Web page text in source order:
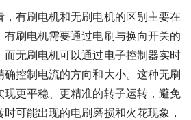
，有刷电机和无刷电机的区别主要在
刷电机需要通过电刷与换向开关的
无刷电机可以通过电子控制器实时
确控制电流的方向和大小。这种无刷
现更平稳、更精准的转子运转，避免
可能出现的电刷磨损和火花现象，